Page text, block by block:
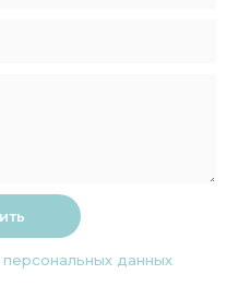
персональных данных